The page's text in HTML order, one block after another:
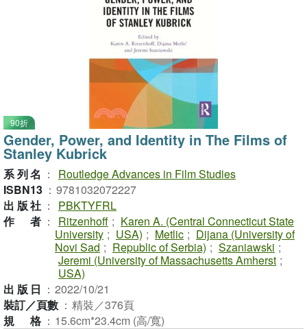
90折
Gender, Power, and Identity in The Films of
Stanley Kubrick
系列名 ：
Routledge Advances in Film Studies
ISBN13 ： 9781032072227
出版社 ：
PBKTYFRL
作者 ： Ritzenhoff ; Karen A. (Central Connecticut State
University ; USA) ; Metlic ; Dijana (University of
Novi Sad ; Republic of Serbia) ; Szaniawski ;
Jeremi (University of Massachusetts Amherst ;
USA)
出版日 ： 2022/10/21
裝訂／頁數 ： 精裝／376頁
規格 ： 15.6cm*23.4cm (高/寬)